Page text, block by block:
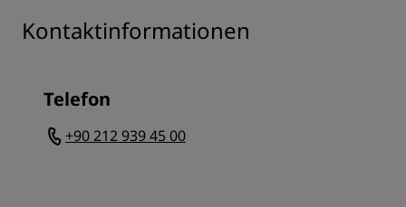
Kontaktinformationen
Telefon
+90 212 939 45 00